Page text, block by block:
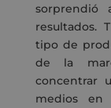
resultados.
tipo de
de la
concentrar
medios en